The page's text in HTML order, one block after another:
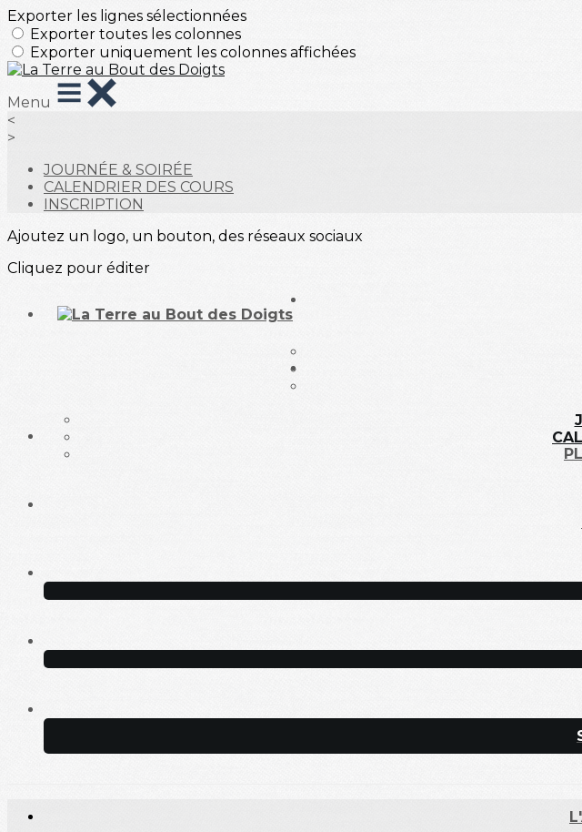
Exporter les lignes sélectionnées
Exporter toutes les colonnes
Exporter uniquement les colonnes affichées
Menu
<
>
JOURNÉE & SOIRÉE
CALENDRIER DES COURS
INSCRIPTION
Ajoutez un logo, un bouton, des réseaux sociaux
Cliquez pour éditer